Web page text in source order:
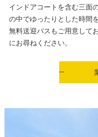
インドアコートを含む三面
の中でゆったりとした時間
無料送迎バスもご用意して
にお尋ねください。